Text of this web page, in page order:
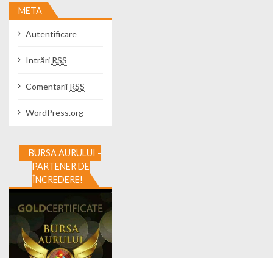
META
Autentificare
Intrări RSS
Comentarii RSS
WordPress.org
BURSA AURULUI -
PARTENER DE
ÎNCREDERE!